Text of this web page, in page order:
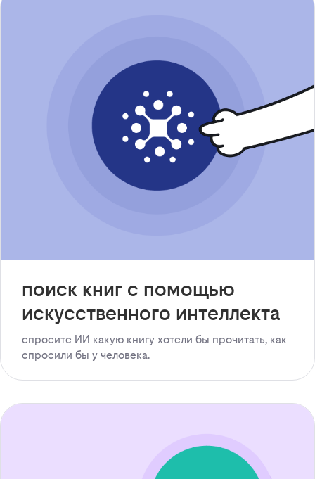
поиск книг с помощью
искусственного интеллекта
спросите ИИ какую книгу хотели бы прочитать, как
спросили бы у человека.